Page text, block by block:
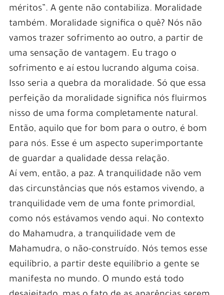
méritos”. A gente não contabiliza. Moralidade
também. Moralidade significa o quê? Nós não
vamos trazer sofrimento ao outro, a partir de
uma sensação de vantagem. Eu trago o
sofrimento e aí estou lucrando alguma coisa.
Isso seria a quebra da moralidade. Só que essa
perfeição da moralidade significa nós fluirmos
nisso de uma forma completamente natural.
Então, aquilo que for bom para o outro, é bom
para nós. Esse é um aspecto superimportante
de guardar a qualidade dessa relação.
Aí vem, então, a paz. A tranquilidade não vem
das circunstâncias que nós estamos vivendo, a
tranquilidade vem de uma fonte primordial,
como nós estávamos vendo aqui. No contexto
do Mahamudra, a tranquilidade vem de
Mahamudra, o não-construído. Nós temos esse
equilíbrio, a partir deste equilíbrio a gente se
manifesta no mundo. O mundo está todo